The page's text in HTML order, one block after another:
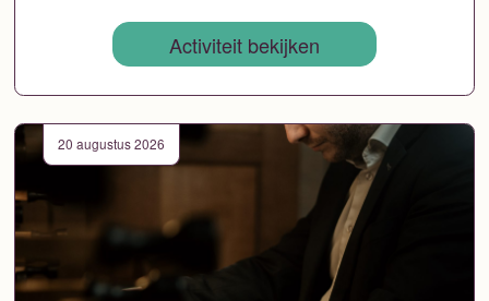
Activiteit bekijken
20 augustus 2026